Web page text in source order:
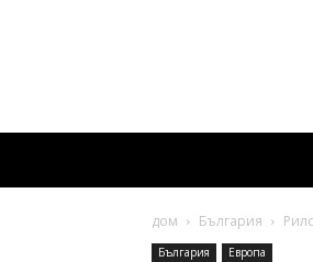
дом България
България Европа